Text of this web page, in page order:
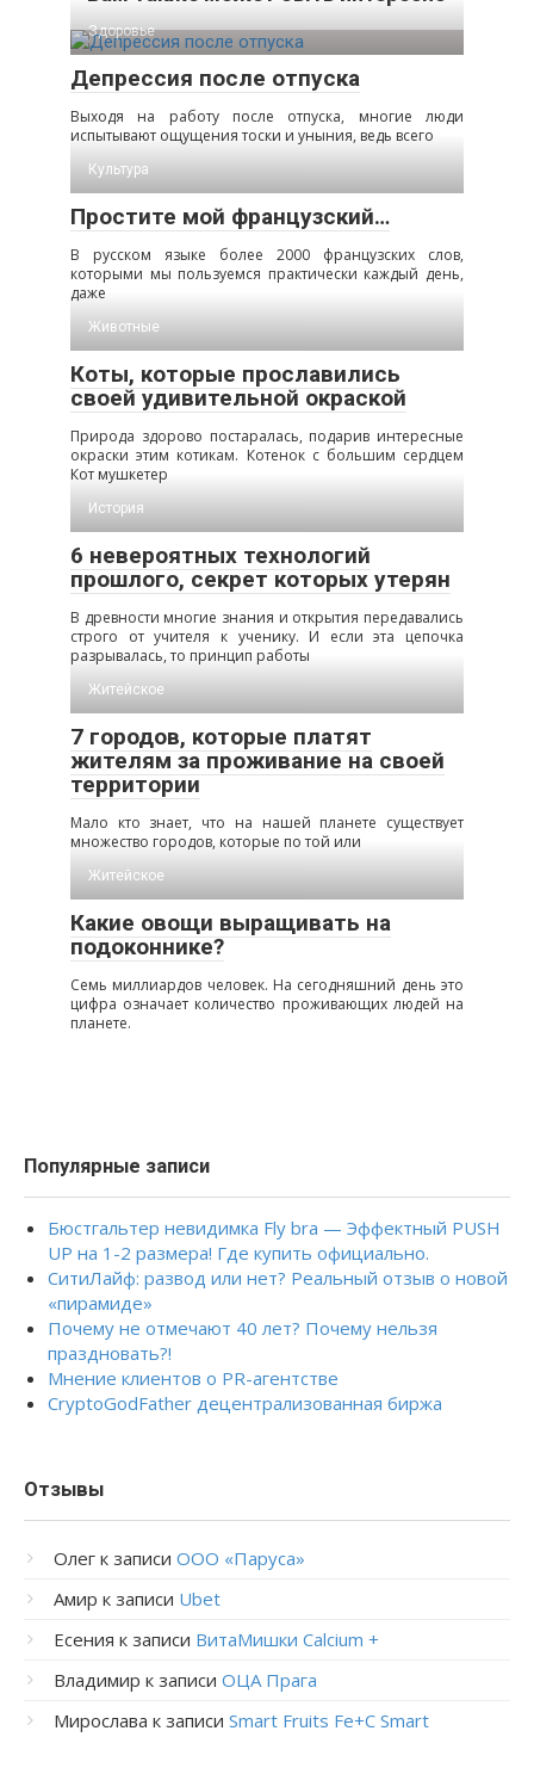
Здоровье
Депрессия после отпуска
Выходя на работу после отпуска, многие люди
испытывают ощущения тоски и уныния, ведь всего
Культура
Простите мой французский…
В русском языке более 2000 французских слов,
которыми мы пользуемся практически каждый день,
даже
Животные
Коты, которые прославились
своей удивительной окраской
Природа здорово постаралась, подарив интересные
окраски этим котикам. Котенок с большим сердцем
Кот мушкетер
История
6 невероятных технологий
прошлого, секрет которых утерян
В древности многие знания и открытия передавались
строго от учителя к ученику. И если эта цепочка
разрывалась, то принцип работы
Житейское
7 городов, которые платят
жителям за проживание на своей
территории
Мало кто знает, что на нашей планете существует
множество городов, которые по той или
Житейское
Какие овощи выращивать на
подоконнике?
Семь миллиардов человек. На сегодняшний день это
цифра означает количество проживающих людей на
планете.
Популярные записи
Бюстгальтер невидимка Fly bra — Эффектный PUSH
UP на 1-2 размера! Где купить официально.
СитиЛайф: развод или нет? Реальный отзыв о новой
«пирамиде»
Почему не отмечают 40 лет? Почему нельзя
праздновать?!
Мнение клиентов о PR-агентстве
CryptoGodFather децентрализованная биржа
Отзывы
Олег к записи ООО «Паруса»
Амир к записи Ubet
Есения к записи ВитаМишки Calcium +
Владимир к записи ОЦА Прага
Мирослава к записи Smart Fruits Fe+C Smart